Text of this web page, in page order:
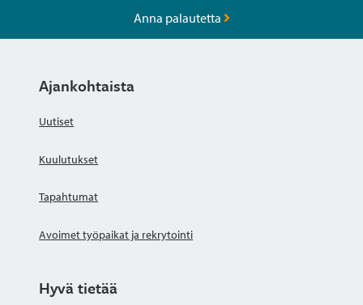
Anna palautetta
Ajankohtaista
Uutiset
Kuulutukset
Tapahtumat
Avoimet työpaikat ja rekrytointi
Hyvä tietää